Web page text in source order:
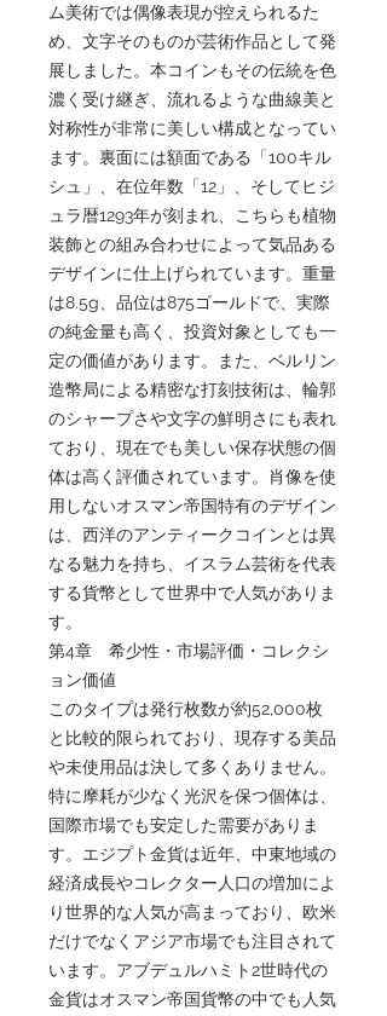
ム美術では偶像表現が控えられるた
め、文字そのものが芸術作品として発
展しました。本コインもその伝統を色
濃く受け継ぎ、流れるような曲線美と
対称性が非常に美しい構成となってい
ます。裏面には額面である「100キル
シュ」、在位年数「12」、そしてヒジ
ュラ暦1293年が刻まれ、こちらも植物
装飾との組み合わせによって気品ある
デザインに仕上げられています。重量
は8.5g、品位は875ゴールドで、実際
の純金量も高く、投資対象としても一
定の価値があります。また、ベルリン
造幣局による精密な打刻技術は、輪郭
のシャープさや文字の鮮明さにも表れ
ており、現在でも美しい保存状態の個
体は高く評価されています。肖像を使
用しないオスマン帝国特有のデザイン
は、西洋のアンティークコインとは異
なる魅力を持ち、イスラム芸術を代表
する貨幣として世界中で人気がありま
す。
第4章 希少性・市場評価・コレクシ
ョン価値
このタイプは発行枚数が約52,000枚
と比較的限られており、現存する美品
や未使用品は決して多くありません。
特に摩耗が少なく光沢を保つ個体は、
国際市場でも安定した需要がありま
す。エジプト金貨は近年、中東地域の
経済成長やコレクター人口の増加によ
り世界的な人気が高まっており、欧米
だけでなくアジア市場でも注目されて
います。アブデュルハミト2世時代の
金貨はオスマン帝国貨幣の中でも人気